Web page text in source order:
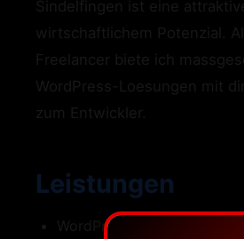
Leistungen
WordPress-Webdesign mit